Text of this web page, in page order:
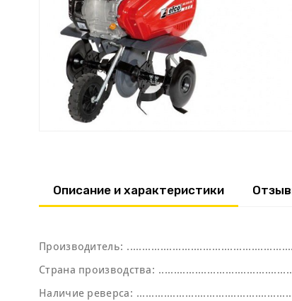
Описание и характеристики
Производитель:
Страна производства:
Наличие реверса: